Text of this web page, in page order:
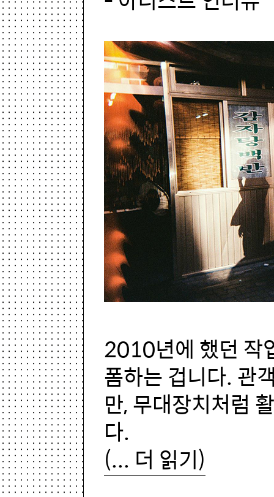
2010년에 했던 작
폼하는 겁니다. 관
만, 무대장치처럼
다.
(... 더 읽기)